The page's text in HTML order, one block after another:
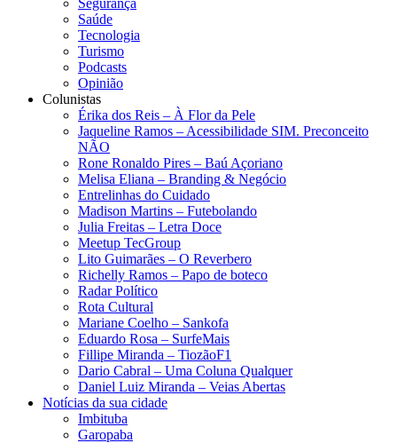
Saúde
Tecnologia
Turismo
Podcasts
Opinião
Colunistas
Érika dos Reis​ – À Flor da Pele
Jaqueline Ramos – Acessibilidade SIM. Preconceito
NÃO
Rone Ronaldo Pires – Baú Açoriano
Melisa Eliana – Branding & Negócio
Entrelinhas do Cuidado
Madison Martins – Futebolando
Julia Freitas​ – Letra Doce
Meetup TecGroup
Lito Guimarães – O Reverbero
Richelly Ramos​ – Papo de boteco
Radar Político
Rota Cultural
Mariane Coelho – Sankofa
Eduardo Rosa​ – SurfeMais
Fillipe Miranda – TiozãoF1
Dario Cabral – Uma Coluna Qualquer
Daniel Luiz Miranda – Veias Abertas
Notícias da sua cidade
Imbituba
Garopaba